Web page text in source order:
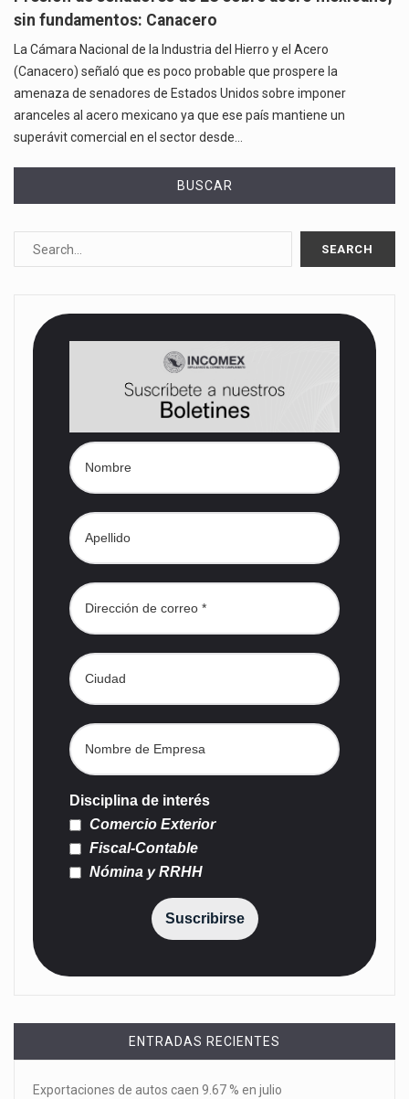
sin fundamentos: Canacero
La Cámara Nacional de la Industria del Hierro y el Acero
(Canacero) señaló que es poco probable que prospere la
amenaza de senadores de Estados Unidos sobre imponer
aranceles al acero mexicano ya que ese país mantiene un
superávit comercial en el sector desde…
BUSCAR
Disciplina de interés
Comercio Exterior
Fiscal-Contable
Nómina y RRHH
Suscribirse
ENTRADAS RECIENTES
Exportaciones de autos caen 9.67 % en julio